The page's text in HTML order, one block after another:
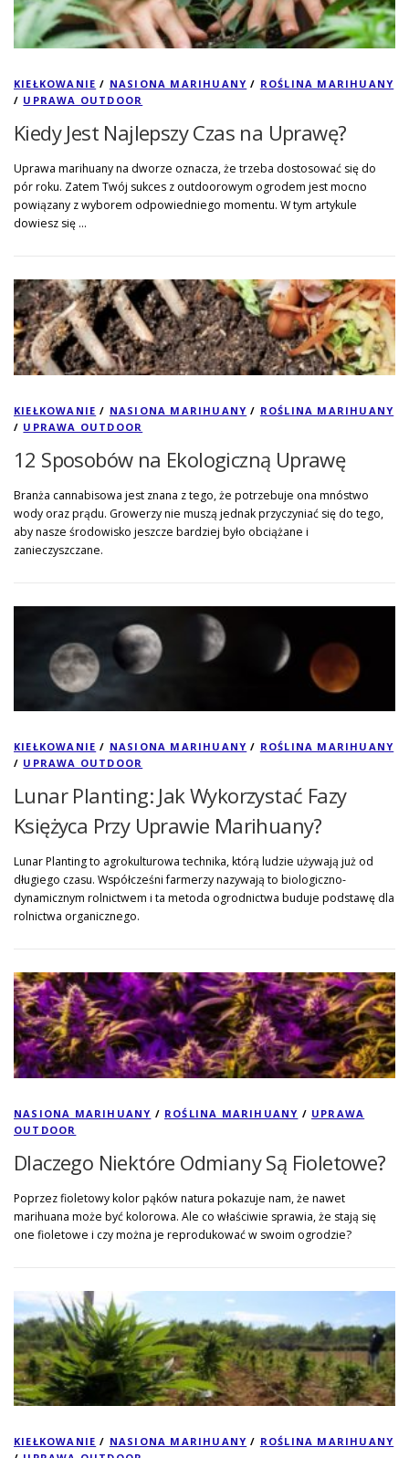
KIEŁKOWANIE / NASIONA MARIHUANY / ROŚLINA MARIHUANY
/ UPRAWA OUTDOOR
Kiedy Jest Najlepszy Czas na Uprawę?
Uprawa marihuany na dworze oznacza, że trzeba dostosować się do
pór roku. Zatem Twój sukces z outdoorowym ogrodem jest mocno
powiązany z wyborem odpowiedniego momentu. W tym artykule
dowiesz się …
KIEŁKOWANIE / NASIONA MARIHUANY / ROŚLINA MARIHUANY
/ UPRAWA OUTDOOR
12 Sposobów na Ekologiczną Uprawę
Branża cannabisowa jest znana z tego, że potrzebuje ona mnóstwo
wody oraz prądu. Growerzy nie muszą jednak przyczyniać się do tego,
aby nasze środowisko jeszcze bardziej było obciążane i
zanieczyszczane.
KIEŁKOWANIE / NASIONA MARIHUANY / ROŚLINA MARIHUANY
/ UPRAWA OUTDOOR
Lunar Planting: Jak Wykorzystać Fazy
Księżyca Przy Uprawie Marihuany?
Lunar Planting to agrokulturowa technika, którą ludzie używają już od
długiego czasu. Współcześni farmerzy nazywają to biologiczno-
dynamicznym rolnictwem i ta metoda ogrodnictwa buduje podstawę dla
rolnictwa organicznego.
NASIONA MARIHUANY / ROŚLINA MARIHUANY / UPRAWA
OUTDOOR
Dlaczego Niektóre Odmiany Są Fioletowe?
Poprzez fioletowy kolor pąków natura pokazuje nam, że nawet
marihuana może być kolorowa. Ale co właściwie sprawia, że stają się
one fioletowe i czy można je reprodukować w swoim ogrodzie?
KIEŁKOWANIE / NASIONA MARIHUANY / ROŚLINA MARIHUANY